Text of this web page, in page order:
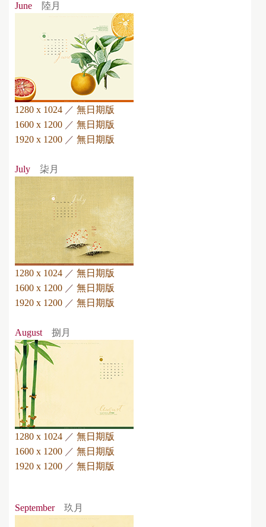
June 陸月
1280 x 1024 ／ 無日期版
1600 x 1200 ／ 無日期版
1920 x 1200 ／ 無日期版
July 柒月
1280 x 1024 ／ 無日期版
1600 x 1200 ／ 無日期版
1920 x 1200 ／ 無日期版
August 捌月
1280 x 1024 ／ 無日期版
1600 x 1200 ／ 無日期版
1920 x 1200 ／ 無日期版
September 玖月